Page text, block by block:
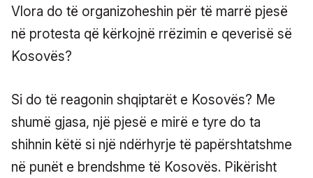
Vlora do të organizoheshin për të marrë pjesë
në protesta që kërkojnë rrëzimin e qeverisë së
Kosovës?
Si do të reagonin shqiptarët e Kosovës? Me
shumë gjasa, një pjesë e mirë e tyre do ta
shihnin këtë si një ndërhyrje të papërshtatshme
në punët e brendshme të Kosovës. Pikërisht